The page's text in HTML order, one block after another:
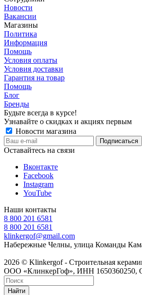
Новости
Вакансии
Магазины
Политика
Информация
Помощь
Условия оплаты
Условия доставки
Гарантия на товар
Помощь
Блог
Бренды
Будьте всегда в курсе!
Узнавайте о скидках и акциях первым
Новости магазина
Оставайтесь на связи
Вконтакте
Facebook
Instagram
YouTube
Наши контакты
8 800 201 6581
8 800 201 6581
klinkergof@gmail.com
Набережные Челны, улица Команды
2026 © Klinkergof - Строительная
ООО «КлинкерГоф», ИНН 1650360250,
Найти